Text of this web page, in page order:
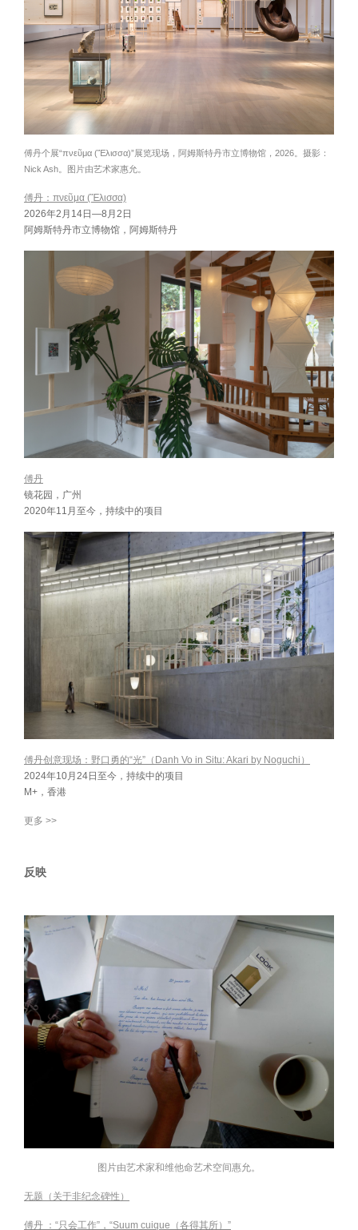
傅丹个展“πνεῦμα (Ἔλισσα)”展览现场，阿姆斯特丹市立博物馆，2026。 摄影：
Nick Ash。图片由艺术家惠允。
傅丹：πνεῦμα (Ἔλισσα)
2026年2月14日—8月2日
阿姆斯特丹市立博物馆，阿姆斯特丹
傅丹
镜花园，广州
2020年11月至今，持续中的项目
傅丹创意现场：野口勇的“光”（Danh Vo in Situ: Akari by Noguchi）
2024年10月24日至今，持续中的项目
M+，香港
更多 >>
反映
图片由艺术家和维他命艺术空间惠允。
无题（关于非纪念碑性）
傅丹 ：“只会工作”，“Suum cuique（各得其所）”